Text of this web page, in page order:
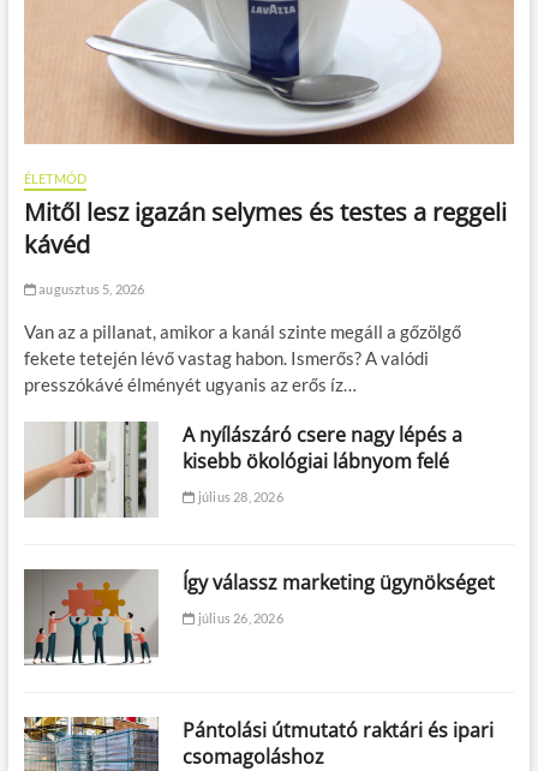
ÉLETMÓD
Mitől lesz igazán selymes és testes a reggeli
kávéd
augusztus 5, 2026
Van az a pillanat, amikor a kanál szinte megáll a gőzölgő
fekete tetején lévő vastag habon. Ismerős? A valódi
presszókávé élményét ugyanis az erős íz…
A nyílászáró csere nagy lépés a
kisebb ökológiai lábnyom felé
július 28, 2026
Így válassz marketing ügynökséget
július 26, 2026
Pántolási útmutató raktári és ipari
csomagoláshoz